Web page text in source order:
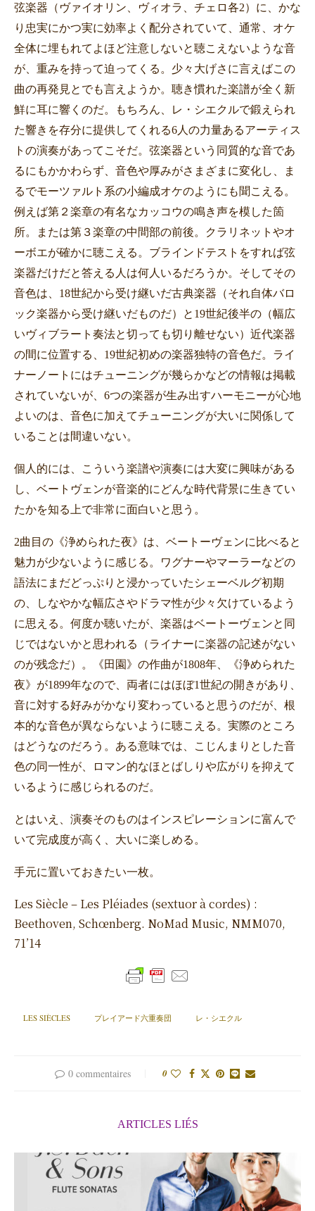
弦楽器（ヴァイオリン、ヴィオラ、チェロ各2）に、かな
り忠実にかつ実に効率よく配分されていて、通常、オケ
全体に埋もれてよほど注意しないと聴こえないような音
が、重みを持って迫ってくる。少々大げさに言えばこの
曲の再発見とでも言えようか。聴き慣れた楽譜が全く新
鮮に耳に響くのだ。もちろん、レ・シエクルで鍛えられ
た響きを存分に提供してくれる6人の力量あるアーティス
トの演奏があってこそだ。弦楽器という同質的な音であ
るにもかかわらず、音色や厚みがさまざまに変化し、ま
るでモーツァルト系の小編成オケのようにも聞こえる。
例えば第２楽章の有名なカッコウの鳴き声を模した箇
所。または第３楽章の中間部の前後。クラリネットやオ
ーボエが確かに聴こえる。ブラインドテストをすれば弦
楽器だけだと答える人は何人いるだろうか。そしてその
音色は、 18世紀から受け継いだ古典楽器（それ自体バロ
ック楽器から受け継いだものだ）と 19世紀後半の（幅広
いヴィブラート奏法と切っても切り離せない）近代楽器
の間に位置する、 19世紀初めの楽器独特の音色だ。ライ
ナーノートにはチューニングが幾らかなどの情報は掲載
されていないが、 6つの楽器が生み出すハーモニーが心地
よいのは、音色に加えてチューニングが大いに関係して
いることは間違いない。
個人的には、こういう楽譜や演奏には大変に興味がある
し、ベートヴェンが音楽的にどんな時代背景に生きてい
たかを知る上で非常に面白いと思う。
2曲目の《浄められた夜》は、ベートーヴェンに比べると
魅力が少ないように感じる。ワグナーやマーラーなどの
語法にまだどっぷりと浸かっていたシェーベルグ初期
の、しなやかな幅広さやドラマ性が少々欠けているよう
に思える。何度か聴いたが、楽器はベートーヴェンと同
じではないかと思われる（ライナーに楽器の記述がない
のが残念だ）。《田園》の作曲が1808年、《浄められた
夜》が1899年なので、両者にはほぼ1世紀の開きがあり、
音に対する好みがかなり変わっていると思うのだが、根
本的な音色が異ならないように聴こえる。実際のところ
はどうなのだろう。ある意味では、こじんまりとした音
色の同一性が、ロマン的なほとばしりや広がりを抑えて
いるように感じられるのだ。
とはいえ、演奏そのものはインスピレーションに富んで
いて完成度が高く、大いに楽しめる。
手元に置いておきたい一枚。
Les Siècle – Les Pléiades (sextuor à cordes) :
Beethoven, Schœnberg. NoMad Music, NMM070,
71’14
LES SIÈCLES プレイアード六重奏団 レ・シエクル
0 commentaires 0
ARTICLES LIÉS